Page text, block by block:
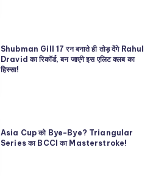
Shubman Gill 17 रन बनाते ही तोड़ देंगे Rahul
Dravid का रिकॉर्ड, बन जाएंगे इस एलिट क्लब का
हिस्सा!
Asia Cup को Bye-Bye? Triangular
Series का BCCI का Masterstroke!